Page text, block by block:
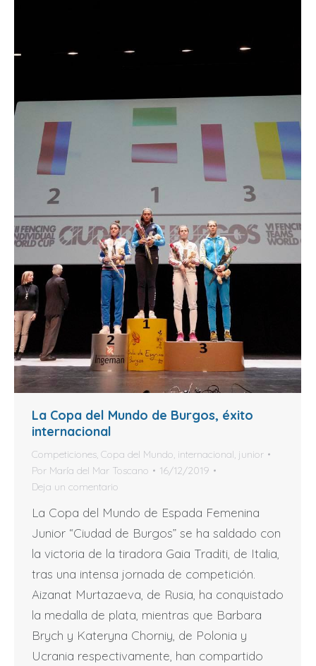
La Copa del Mundo de Burgos, éxito
internacional
Competiciones Copa del Mundo internacional junior
Por María del Mar Toscano
16/12/2019
Deja un comentario
La Copa del Mundo de Espada Femenina
Junior “Ciudad de Burgos” se ha saldado con
la victoria de la tiradora Gaia Traditi, de Italia,
tras una intensa jornada de competición.
Aizanat Murtazaeva, de Rusia, ha conquistado
la medalla de plata, mientras que Barbara
Brych y Kateryna Chorniy, de Polonia y
Ucrania respectivamente, han compartido